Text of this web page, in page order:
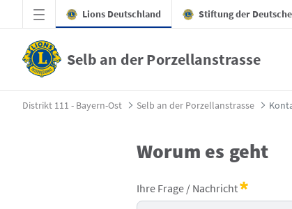
Zum Hauptinhalt springen
Lions Deutschland Stiftung der
Selb an der Porzellanstrasse
Kontakt - Selb an der Porzellanstrasse
Distrikt 111 - Bayern-Ost Selb an der Porzellanstrasse
Lions - Kontaktformular
Worum es geht
Ihre Frage / Nachricht
Erforderlich